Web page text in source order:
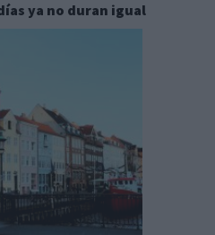
ya no duran igual